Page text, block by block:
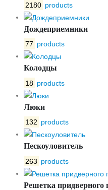
2180 products
Дождеприемники
77 products
Колодцы
18 products
Люки
132 products
Пескоуловитель
263 products
Решетка придверного